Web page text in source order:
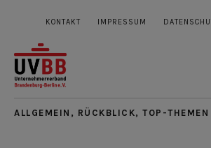
KONTAKT IMPRESSUM
ALLGEMEIN , RÜCKBLICK, TOP-THEMEN